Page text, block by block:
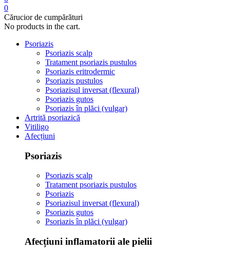
0
Cărucior de cumpărături
No products in the cart.
Psoriazis
Psoriazis scalp
Tratament psoriazis pustulos
Psoriazis eritrodermic
Psoriazis pustulos
Psoriazisul inversat (flexural)
Psoriazis gutos
Psoriazis în plăci (vulgar)
Artrită psoriazică
Vitiligo
Afecțiuni
Psoriazis
Psoriazis scalp
Tratament psoriazis pustulos
Psoriazis
Psoriazisul inversat (flexural)
Psoriazis gutos
Psoriazis în plăci (vulgar)
Afecțiuni inflamatorii ale pielii